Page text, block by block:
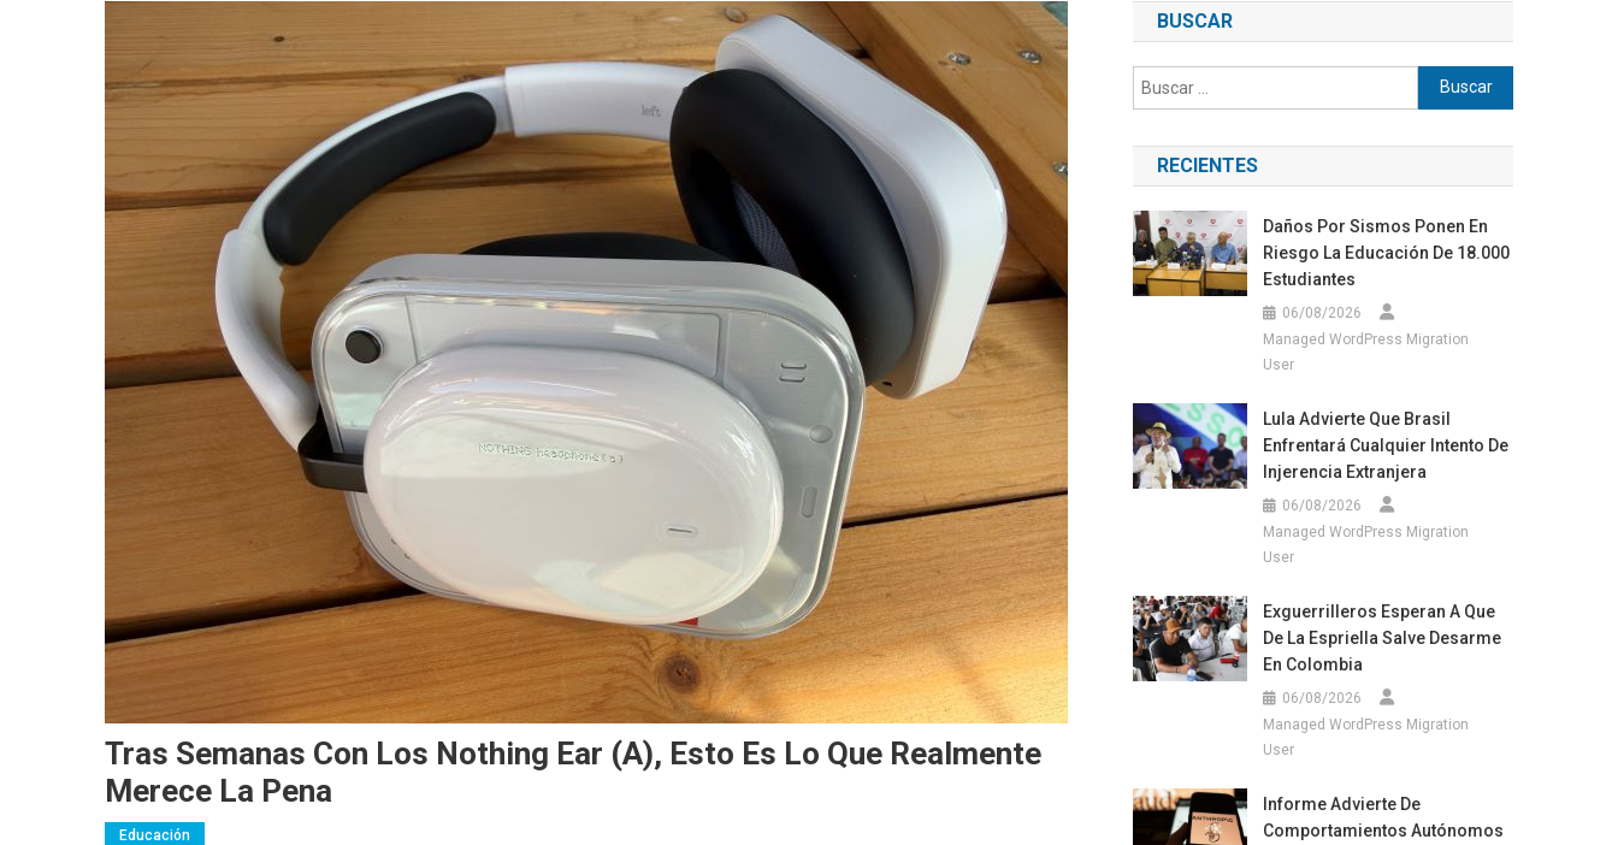
Tras Semanas Con Los Nothing Ear (a), Esto Es Lo Que Realmente
Merece La Pena
Educación
BUSCAR
Buscar:
RECIENTES
Daños Por Sismos Ponen En
Riesgo La Educación De 18.000
Estudiantes
06/08/2026
Managed WordPress Migration
User
Lula Advierte Que Brasil
Enfrentará Cualquier Intento De
Injerencia Extranjera
06/08/2026
Managed WordPress Migration
User
Exguerrilleros Esperan A Que
De La Espriella Salve Desarme
En Colombia
06/08/2026
Managed WordPress Migration
User
Informe Advierte De
Comportamientos Autónomos